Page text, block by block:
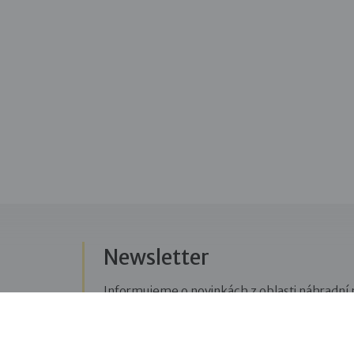
Newsletter
Informujeme o novinkách z oblasti náhradní